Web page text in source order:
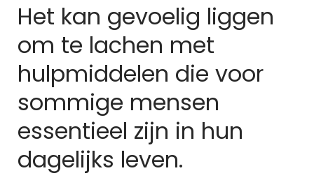
Het kan gevoelig liggen
om te lachen met
hulpmiddelen die voor
sommige mensen
essentieel zijn in hun
dagelijks leven.